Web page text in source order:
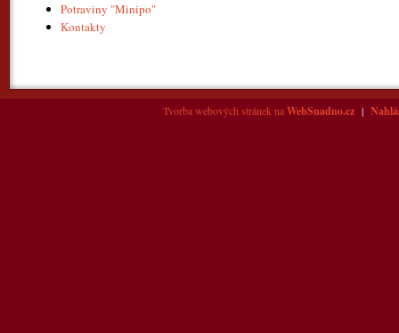
Potraviny "Minipo"
Kontakty
Tvorba webových stránek naWebSnadno.cz |